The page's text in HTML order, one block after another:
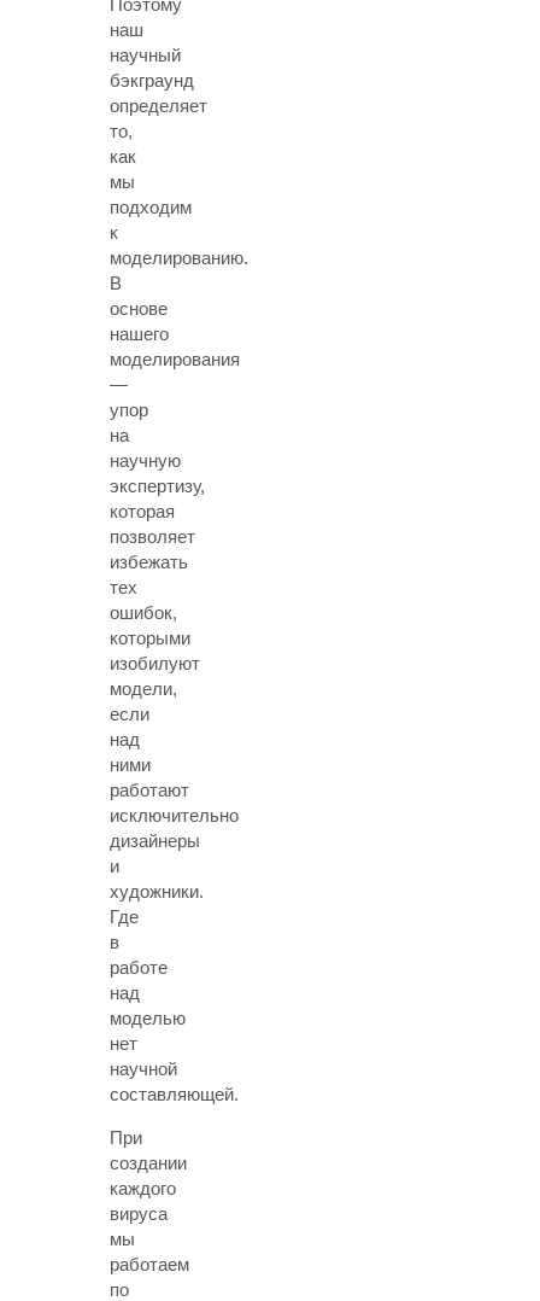
Поэтому
наш
научный
бэкграунд
определяет
то,
как
мы
подходим
к
моделированию.
В
основе
нашего
моделирования
—
упор
на
научную
экспертизу,
которая
позволяет
избежать
тех
ошибок,
которыми
изобилуют
модели,
если
над
ними
работают
исключительно
дизайнеры
и
художники.
Где
в
работе
над
моделью
нет
научной
составляющей.
При
создании
каждого
вируса
мы
работаем
по